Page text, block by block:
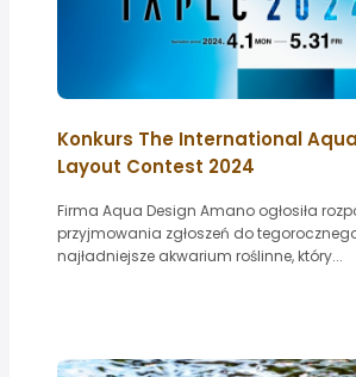
Konkurs The International
Layout Contest 2024
Firma Aqua Design Amano ogłosiła
przyjmowania zgłoszeń do
najładniejsze akwarium roślinne, który...